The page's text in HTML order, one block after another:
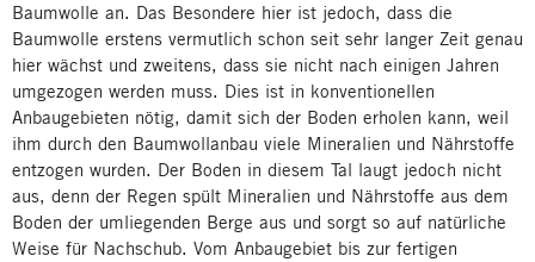
Baumwolle an. Das Besondere hier ist jedoch, dass die
Baumwolle erstens vermutlich schon seit sehr langer Zeit genau
hier wächst und zweitens, dass sie nicht nach einigen Jahren
umgezogen werden muss. Dies ist in konventionellen
Anbaugebieten nötig, damit sich der Boden erholen kann, weil
ihm durch den Baumwollanbau viele Mineralien und Nährstoffe
entzogen wurden. Der Boden in diesem Tal laugt jedoch nicht
aus, denn der Regen spült Mineralien und Nährstoffe aus dem
Boden der umliegenden Berge aus und sorgt so auf natürliche
Weise für Nachschub. Vom Anbaugebiet bis zur fertigen